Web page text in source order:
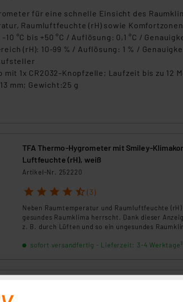
für eine schnelle Einsicht des
Raumluftfeuchte (rH) sowie
°C bis +50 °C / Auflösung: 0,1 °C /
(rH): 10-99 % / Auflösung: 1 % /
1x CR2032-Knopfzelle; Laufzeit bis zu 12
mm; Gewicht:25 g
TFA Thermo-Hygrometer mit Smiley-
Luftfeuchte (rH), weiß
Artikel-Nr. 252220
1 2 3 4 5 (3)
Neben Raumtemperatur und Raumluftfeuchte
gesundes Raumklima herrscht. Dank dieser
z. B. durch Lüften und so ein ungesundes
sofort versandfertig - Lieferzeit: 3-4 Werktage²